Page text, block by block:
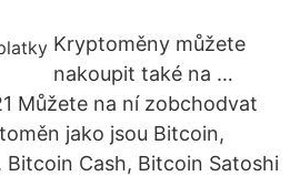
Kryptoměny můžete
nakoupit také na …
Můžete na ní zobchodvat
jako jsou Bitcoin,
Bitcoin Cash, Bitcoin Satoshi